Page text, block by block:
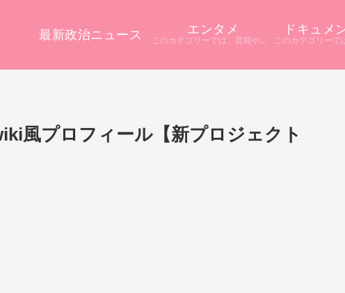
最新政治ニュース エンタメ
このカテゴリーでは、芸能やエンタメに関するニュースをまとめています。 テレビや配信サービス、SNSなど多様な情報源から話題をピックアップ。 ニュース記事だけでは分からない背景や疑問点を深掘りし、分かりやすく解説しています。
ドキュメ
風プロフィール【新プロジェクト